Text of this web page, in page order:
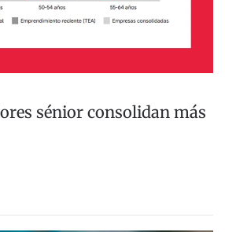
sénior consolidan más